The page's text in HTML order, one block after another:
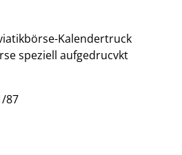
Kalendertruck
speziell aufgedrucvkt
87